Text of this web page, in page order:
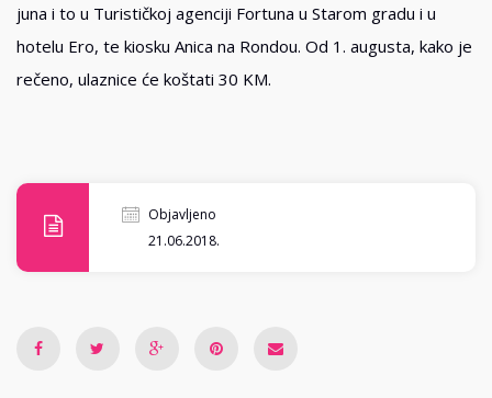
juna i to u Turističkoj agenciji Fortuna u Starom gradu i u
hotelu Ero, te kiosku Anica na Rondou. Od 1. augusta, kako je
rečeno, ulaznice će koštati 30 KM.
Objavljeno
21.06.2018.